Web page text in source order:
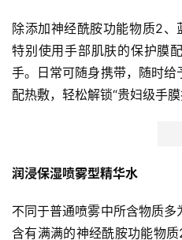
首
商
观
察
除添加神经酰胺功能物质2
特别使用手部肌肤的保护膜
手。日常可随身携带，随时
配热敷，轻松解锁“贵妇级手膜
润浸保湿喷雾型精华水
不同于普通喷雾中所含物质
含有满满的神经酰胺功能物